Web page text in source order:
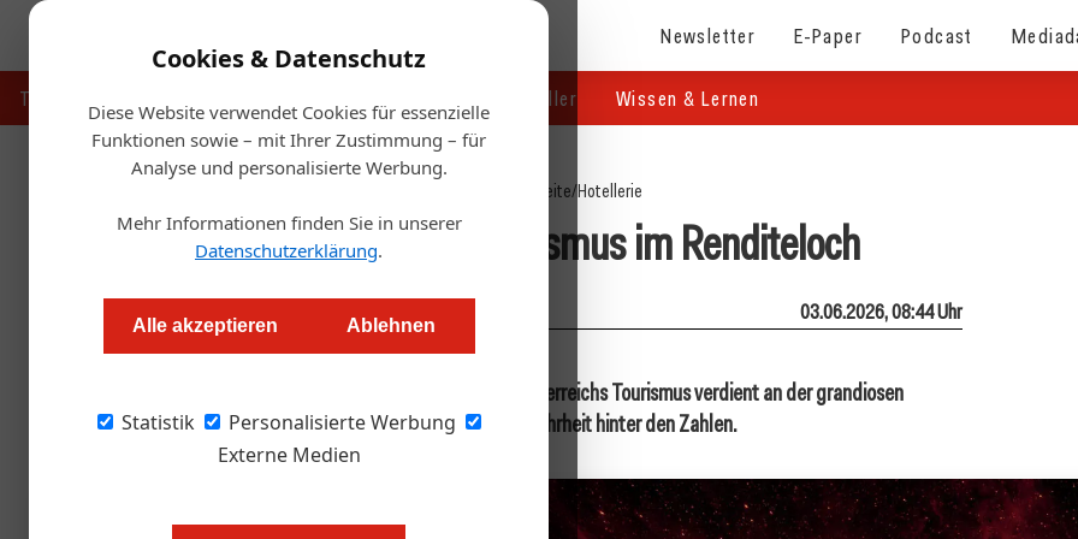
Cookies & Datenschutz
Diese Website verwendet Cookies für essenzielle
Funktionen sowie – mit Ihrer Zustimmung – für
Analyse und personalisierte Werbung.
Mehr Informationen finden Sie in unserer
Datenschutzerklärung.
Alle akzeptieren Ablehnen
Statistik
Personalisierte Werbung
Externe Medien
Newsletter E-Paper Podcast
Touristik Handel & Hersteller Wissen & Lernen
Startseite/Hotellerie
Österreichs Tourismus im Renditeloch
Redaktion.OEGZ 03.06.2026, 08:44 Uhr
Deloitte & ÖHV Tourismusbarometer 2026: Österreichs Tourismus verdient an der grandiosen
Auslastung immer weniger. Die unbequeme Wahrheit hinter den Zahlen.